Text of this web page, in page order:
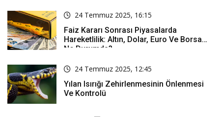
24 Temmuz 2025, 16:15
Faiz Kararı Sonrası Piyasalarda
Hareketlilik: Altın, Dolar, Euro Ve Borsa
Ne Durumda?
24 Temmuz 2025, 12:45
Yılan Isırığı Zehirlenmesinin Önlenmesi
Ve Kontrolü